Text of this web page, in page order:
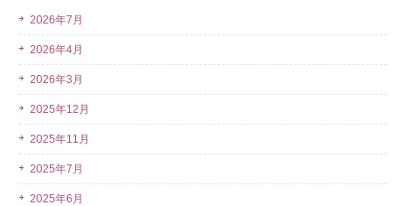
2026年7月
2026年4月
2026年3月
2025年12月
2025年11月
2025年7月
2025年6月